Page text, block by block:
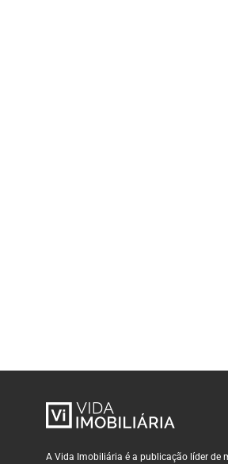
A Vida Imobiliária é a publicação líder de